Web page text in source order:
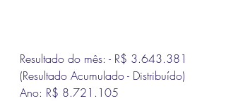
Resultado do mês: - R$ 3.643.381
(Resultado Acumulado - Distribuído)
Ano: R$ 8.721.105